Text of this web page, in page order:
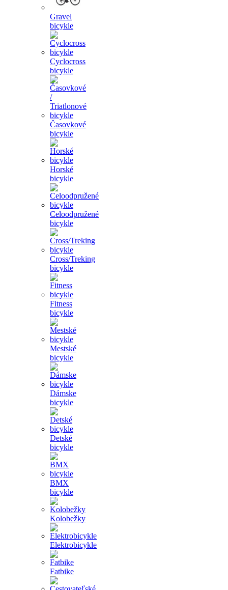
Gravel
bicykle
Cyclocross
bicykle
Časovkové
bicykle
Horské
bicykle
Celoodpružené
bicykle
Cross/Treking
bicykle
Fitness
bicykle
Mestské
bicykle
Dámske
bicykle
Detské
bicykle
BMX
bicykle
Kolobežky
Elektrobicykle
Fatbike